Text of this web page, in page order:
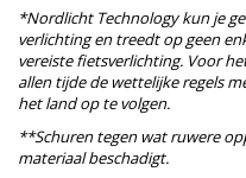
*Nordlicht Technology kun je
verlichting en treedt op geen
vereiste fietsverlichting. Voor
allen tijde de wettelijke regels
het land op te volgen.
**Schuren tegen wat ruwere
materiaal beschadigt.